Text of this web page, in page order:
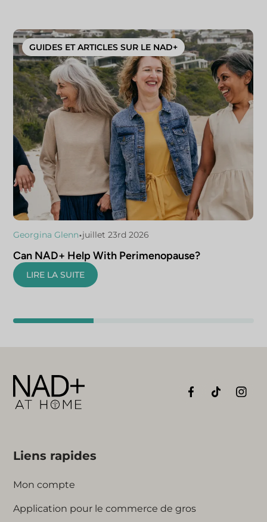
GUIDES ET ARTICLES SUR LE NAD+
Georgina Glenn•juillet 23rd 2026
Can NAD+ Help With Perimenopause?
LIRE LA SUITE
Liens rapides
Mon compte
Application pour le commerce de gros